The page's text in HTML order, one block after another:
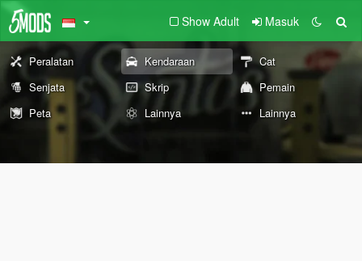
Show Adult Masuk
Peralatan Kendaraan
Cat
Senjata
Skrip
Pemain
Peta
Lainnya Lainnya